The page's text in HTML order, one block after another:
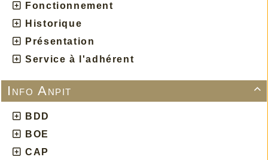
Fonctionnement
Historique
Présentation
Service à l'adhérent

Info Anpit
BDD
BOE
CAP